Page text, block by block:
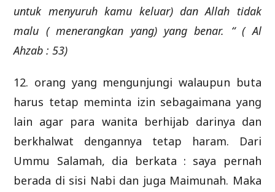
untuk menyuruh kamu keluar) dan Allah tidak
malu ( menerangkan yang) yang benar. “ ( Al
Ahzab : 53)
12. orang yang mengunjungi walaupun buta
harus tetap meminta izin sebagaimana yang
lain agar para wanita berhijab darinya dan
berkhalwat dengannya tetap haram. Dari
Ummu Salamah, dia berkata : saya pernah
berada di sisi Nabi dan juga Maimunah. Maka